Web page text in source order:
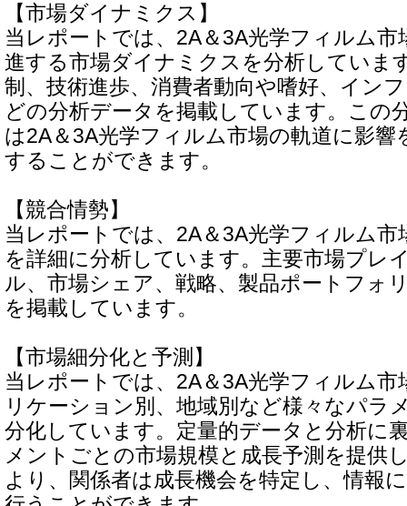
【市場ダイナミクス】
当レポートでは、2A＆3A光学フィルム市
進する市場ダイナミクスを分析していま
制、技術進歩、消費者動向や嗜好、イン
どの分析データを掲載しています。この
は2A＆3A光学フィルム市場の軌道に影響
することができます。
【競合情勢】
当レポートでは、2A＆3A光学フィルム市
を詳細に分析しています。主要市場プレ
ル、市場シェア、戦略、製品ポートフォ
を掲載しています。
【市場細分化と予測】
当レポートでは、2A＆3A光学フィルム
リケーション別、地域別など様々なパラ
分化しています。定量的データと分析に
メントごとの市場規模と成長予測を提供
より、関係者は成長機会を特定し、情報